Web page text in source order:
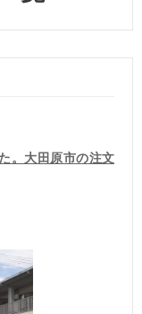
。大田原市の注文